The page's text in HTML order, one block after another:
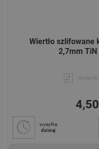
Wiertło szlifowane
2,7mm TiN
dodaj do
wysyłka
dzisiaj